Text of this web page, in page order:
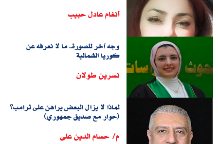
أنغام عادل حبيب
وجه آخر للصورة.. ما لا نعرفه عن
كوريا الشمالية
نسرين طولان
لماذا لا يزال البعض يراهن على ترامب؟
(حوار مع صديق جمهوري)
م/ حسام الدين على